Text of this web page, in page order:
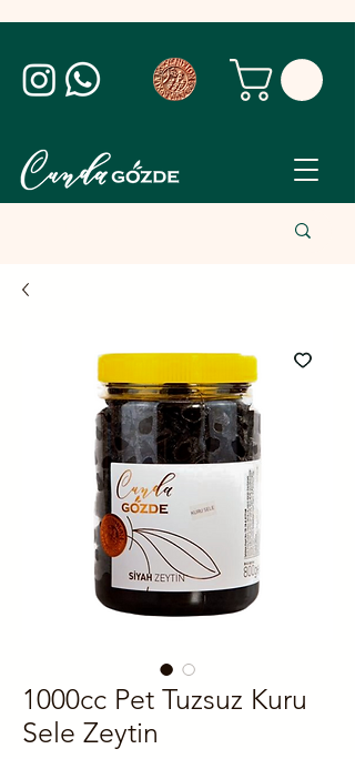
1000cc Pet Tuzsuz Kuru
Sele Zeytin